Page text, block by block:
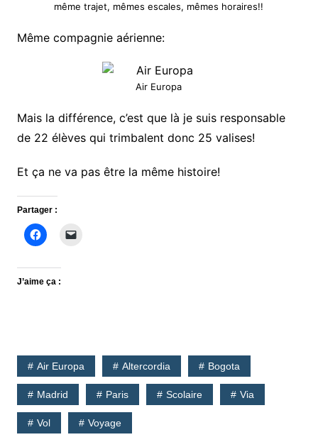
même trajet, mêmes escales, mêmes horaires!!
Même compagnie aérienne:
Air Europa
Mais la différence, c’est que là je suis responsable
de 22 élèves qui trimbalent donc 25 valises!
Et ça ne va pas être la même histoire!
Partager :
J’aime ça :
Air Europa Altercordia Bogota
Madrid Paris Scolaire Via
Vol Voyage